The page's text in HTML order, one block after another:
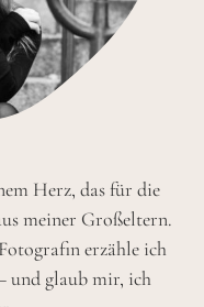
Herz, das für die
meiner Großeltern.
erzähle ich
und glaub mir, ich